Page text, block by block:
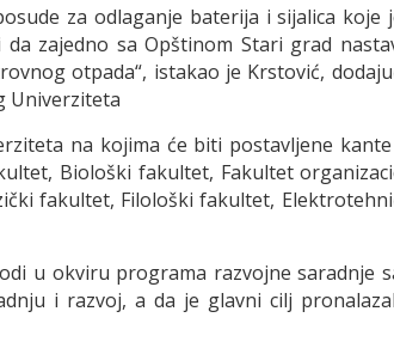
za odlaganje baterija i sijalica koje
zajedno sa Opštinom Stari grad
otpada“, istakao je Krstović,
Univerziteta
na kojima će biti postavljene
Biološki fakultet, Fakultet
fakultet, Filološki fakultet,
u okviru programa razvojne saradnje
i razvoj, a da je glavni cilj